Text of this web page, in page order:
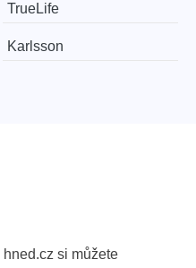
TrueLife
Karlsson
si můžete